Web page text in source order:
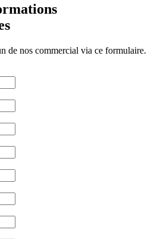
de nos commercial via ce formulaire.